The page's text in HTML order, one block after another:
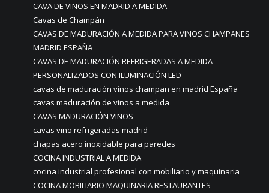
CAVA DE VINOS EN MADRID A MEDIDA
Cavas de Champán
CAVAS DE MADURACIÓN A MEDIDA PARA VINOS CHAMPANES
MADRID ESPAÑA
CAVAS DE MADURACIÓN REFRIGERADAS A MEDIDA
PERSONALIZADOS CON ILUMINACIÓN LED
cavas de maduración vinos champan en madrid España
cavas maduración de vinos a medida
CAVAS MADURACIÓN VINOS
cavas vino refrigeradas madrid
chapas acero inoxidable para paredes
COCINA INDUSTRIAL A MEDIDA
cocina industrial profesional con mobiliario y maquinaria
COCINA MOBILIARIO MAQUINARIA RESTAURANTES